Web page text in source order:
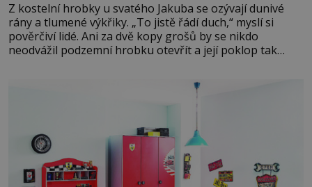
Z kostelní hrobky u svatého Jakuba se ozývají dunivé
rány a tlumené výkřiky. „To jistě řádí duch,“ myslí si
pověrčiví lidé. Ani za dvě kopy grošů by se nikdo
neodvážil podzemní hrobku otevřít a její poklop tak